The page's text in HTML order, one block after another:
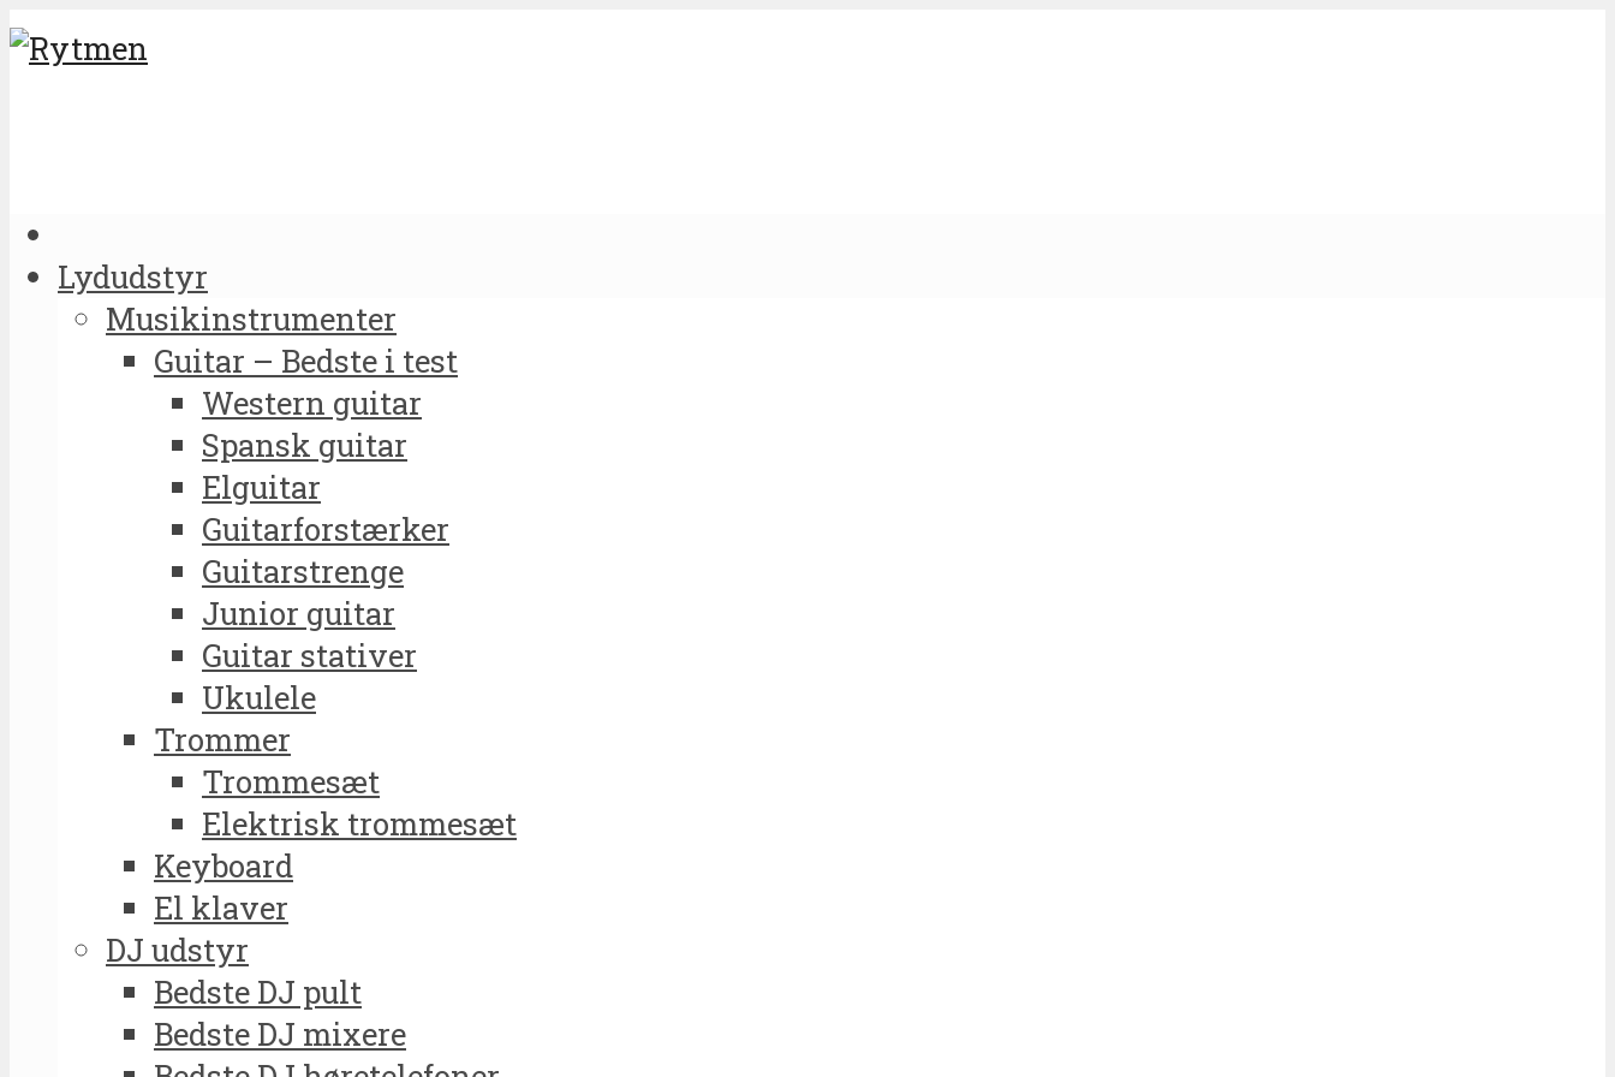
Lydudstyr
Musikinstrumenter
Guitar – Bedste i test
Western guitar
Spansk guitar
Elguitar
Guitarforstærker
Guitarstrenge
Junior guitar
Guitar stativer
Ukulele
Trommer
Trommesæt
Elektrisk trommesæt
Keyboard
El klaver
DJ udstyr
Bedste DJ pult
Bedste DJ mixere